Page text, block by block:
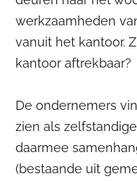
werkzaamheden
vanuit het kantoor.
kantoor aftrekbaar?
De ondernemers
zien als
daarmee
(bestaande uit